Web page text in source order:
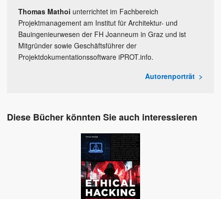
Thomas Mathoi unterrichtet im Fachbereich
Projektmanagement am Institut für Architektur- und
Bauingenieurwesen der FH Joanneum in Graz und ist
Mitgründer sowie Geschäftsführer der
Projektdokumentationssoftware iPROT.info.
Autorenporträt
Diese Bücher könnten Sie auch interessieren